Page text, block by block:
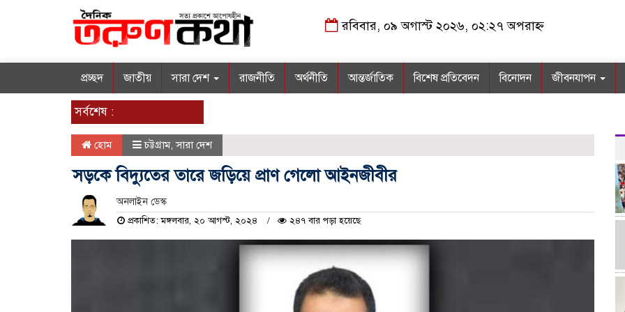
রবিবার, ০৯ অগাস্ট ২০২৬, ০২:২৭ অপরাহ্ন
প্রচ্ছদ জাতীয় সারা দেশ রাজনীতি অর্থনীতি আন্তর্জাতিক বিশেষ প্রতিবেদন বিনোদন জীবনযাপন
সর্বশেষ :
হোম চট্টগ্রাম,সারা দেশ
সড়কে বিদ্যুতের তারে জড়িয়ে প্রাণ গেলো আইনজীবীর
অনলাইন ডেস্ক
প্রকাশিত: মঙ্গলবার, ২০ আগস্ট, ২০২৪ ২৪৭ বার পড়া হয়েছে